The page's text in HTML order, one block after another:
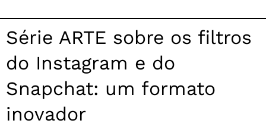
Série ARTE sobre os filtros
do Instagram e do
Snapchat: um formato
inovador